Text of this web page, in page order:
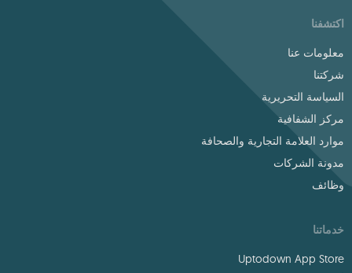
اكتشفنا
معلومات عنا
شركتنا
السياسة التحريرية
مركز الشفافية
موارد العلامة التجارية والصحافة
مدونة الشركات
وظائف
خدماتنا
Uptodown App Store